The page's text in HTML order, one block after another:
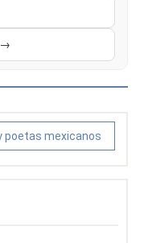
→
poetas mexicanos